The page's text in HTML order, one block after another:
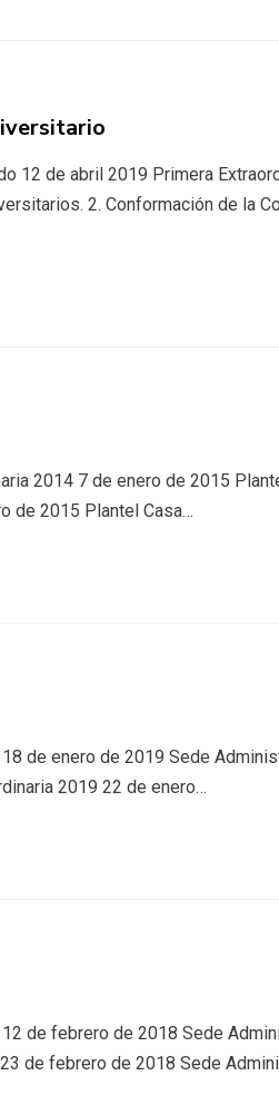
12 de abril 2019 Primera
2. Conformación de la
2014 7 de enero de 2015
de 2015 Plantel Casa…
de enero de 2019 Sede
2019 22 de enero…
de febrero de 2018 Sede
de febrero de 2018 Sede